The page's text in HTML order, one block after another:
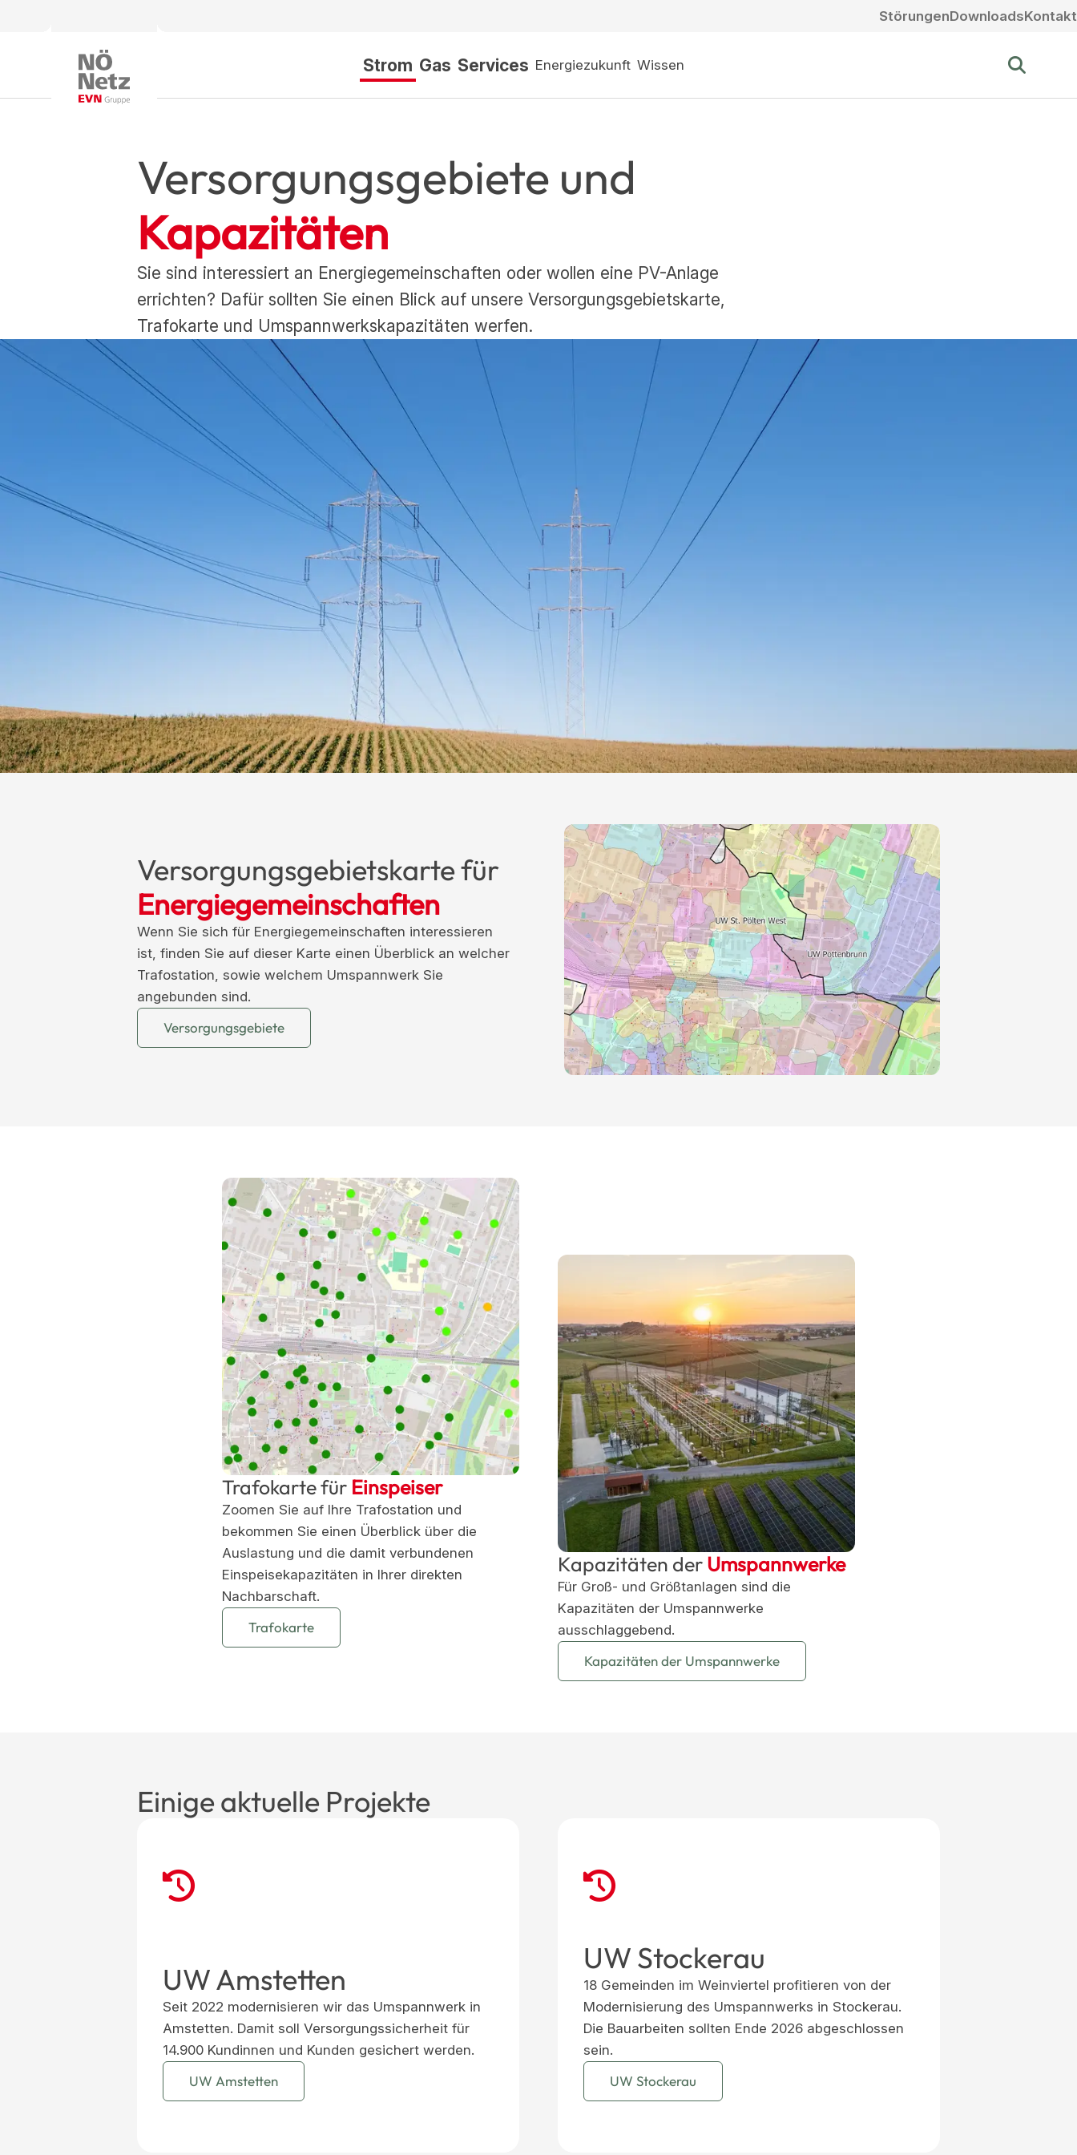
Strom Gas Services Energiezukunft Wissen
StörungenDownloadsKontakt
Versorgungsgebiete und
Kapazitäten
Sie sind interessiert an Energiegemeinschaften oder wollen eine PV-Anlage
errichten? Dafür sollten Sie einen Blick auf unsere Versorgungsgebietskarte,
Trafokarte und Umspannwerkskapazitäten werfen.
Versorgungsgebietskarte für
Energiegemeinschaften
Wenn Sie sich für Energiegemeinschaften interessieren
ist, finden Sie auf dieser Karte einen Überblick an welcher
Trafostation, sowie welchem Umspannwerk Sie
angebunden sind.
Versorgungsgebiete
Trafokarte für Einspeiser
Zoomen Sie auf Ihre Trafostation und
bekommen Sie einen Überblick über die
Auslastung und die damit verbundenen
Einspeisekapazitäten in Ihrer direkten
Nachbarschaft.
Trafokarte
Kapazitäten derUmspannwerke
Für Groß- und Größtanlagen sind die
Kapazitäten der Umspannwerke
ausschlaggebend.
Kapazitäten der Umspannwerke
Einige aktuelle Projekte
UW Amstetten
Seit 2022 modernisieren wir das Umspannwerk in
Amstetten. Damit soll Versorgungssicherheit für
14.900 Kundinnen und Kunden gesichert werden.
UW Amstetten
UW Stockerau
18 Gemeinden im Weinviertel profitieren von der
Modernisierung des Umspannwerks in Stockerau.
Die Bauarbeiten sollten Ende 2026 abgeschlossen
sein.
UW Stockerau